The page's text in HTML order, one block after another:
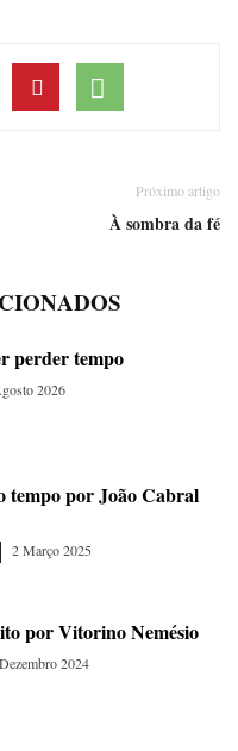
Próximo artigo
À sombra da fé
perder tempo
2026
tempo por João Cabral
2 Março 2025
por Vitorino Nemésio
2024